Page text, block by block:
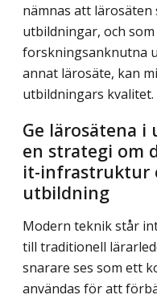
nämnas att lärosäten
utbildningar, och
forskningsanknutna
annat lärosäte, kan
utbildningars kvalitet.
Ge lärosätena
en strategi om
it-infrastruktur
utbildning
Modern teknik står
till traditionell
snarare ses som ett
användas för att